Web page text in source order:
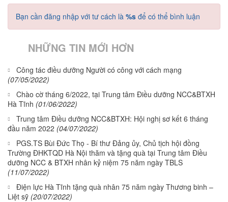
Bạn cần đăng nhập với tư cách là %s để có thể bình luận
NHỮNG TIN MỚI HƠN
Công tác điều dưỡng Người có công với cách mạng
(07/05/2022)
Chào cờ tháng 6/2022, tại Trung tâm Điều dưỡng NCC&BTXH
Hà Tĩnh (01/06/2022)
Trung tâm Điều dưỡng NCC&BTXH: Hội nghị sơ kết 6 tháng
đầu năm 2022 (04/07/2022)
PGS.TS Bùi Đức Thọ - Bí thư Đảng ủy, Chủ tịch hội đồng
Trường ĐHKTQD Hà Nội thăm và tặng quà tại Trung tâm Điều
dưỡng NCC & BTXH nhân kỷ niệm 75 năm ngày TBLS
(11/07/2022)
Điện lực Hà Tĩnh tặng quà nhân 75 năm ngày Thương binh –
Liệt sỹ (20/07/2022)